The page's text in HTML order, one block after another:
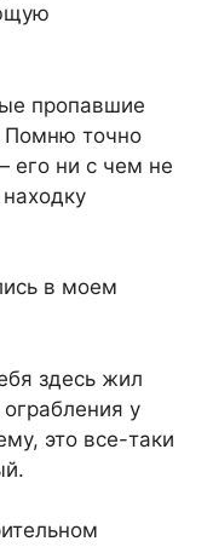
пропавшие
Помню точно
его ни с чем не
в моем
здесь жил
у
это все-таки